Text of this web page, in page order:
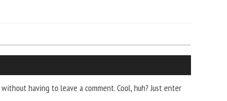
without having to leave a comment. Cool, huh? Just enter